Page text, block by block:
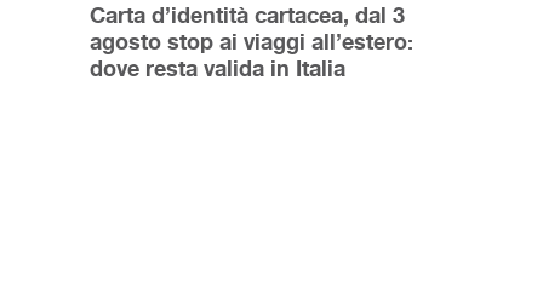
Carta d’identità cartacea, dal 3
agosto stop ai viaggi all’estero:
dove resta valida in Italia